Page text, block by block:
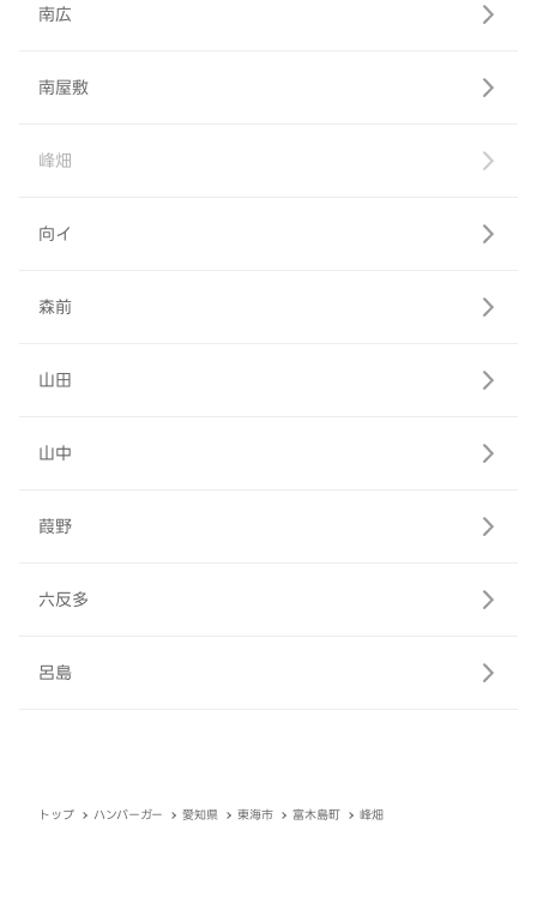
南広
南屋敷
峰畑
向イ
森前
山田
山中
葭野
六反多
呂島
トップ ハンバーガー 愛知県 東海市 富木島町 峰畑